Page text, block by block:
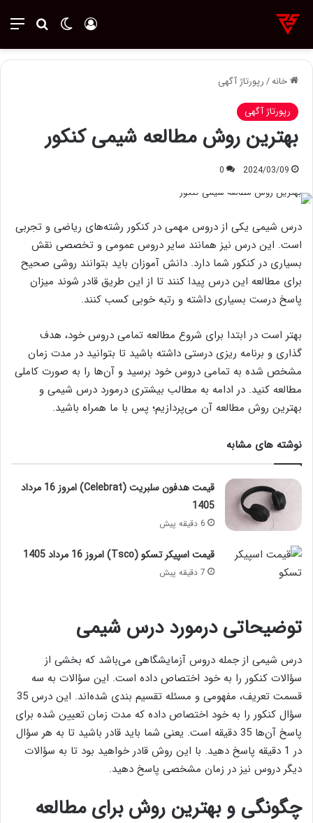
تغییر پوسته ورود
خانه/رپورتاژ آگهی
رپورتاژ آگهی
بهترین روش مطالعه شیمی کنکور
2024/03/09
0
درس شیمی یکی از دروس مهمی در کنکور رشته‌های ریاضی و تجربی
است. این درس نیز همانند سایر دروس عمومی و تخصصی نقش
بسیاری در کنکور شما دارد. دانش آموزان باید بتوانند روشی صحیح
برای مطالعه این درس پیدا کنند تا از این طریق قادر شوند میزان
پاسخ درست بسیاری داشته و رتبه خوبی کسب کنند.
بهتر است در ابتدا برای شروع مطالعه تمامی دروس خود، هدف
‌گذاری و برنامه‌ ریزی درستی داشته باشید تا بتوانید در مدت زمان
مشخص شده به ‌تمامی دروس خود برسید و آن‌ها را به ‌صورت کاملی
مطالعه کنید. در ادامه به مطالب بیشتری درمورد درس شیمی و
بهترین روش مطالعه آن می‌پردازیم؛ پس با ما همراه باشید.
نوشته های مشابه
قیمت هدفون سلبریت (Celebrat) امروز 16 مرداد
1405
6 دقیقه پیش
قیمت اسپیکر تسکو (Tsco) امروز 16 مرداد 1405
7 دقیقه پیش
توضیحاتی درمورد درس شیمی
درس شیمی از جمله دروس آزمایشگاهی می‌باشد که بخشی از
سؤالات کنکور را به خود اختصاص داده است. این سؤالات به سه
قسمت تعریف، مفهومی و مسئله تقسیم‌ بندی شده‌اند. این درس 35
سؤال کنکور را به خود اختصاص داده که مدت زمان تعیین شده برای
پاسخ آن‌ها 35 دقیقه است. یعنی شما باید قادر باشید تا به هر سؤال
در 1 دقیقه پاسخ دهید. با این روش قادر خواهید بود تا به سؤالات
دیگر دروس نیز در زمان مشخصی پاسخ دهید.
چگونگی و بهترین روش برای مطالعه